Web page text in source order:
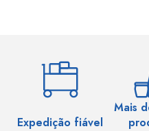
Expedição fiável
Mais